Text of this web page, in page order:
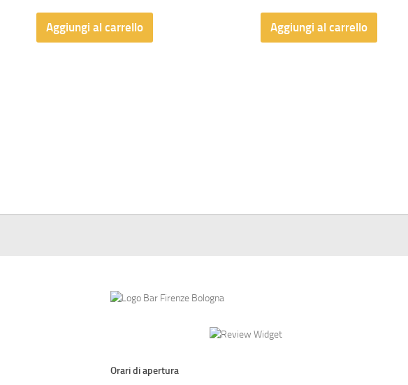
Aggiungi al carrello Aggiungi al carrello
Orari di apertura